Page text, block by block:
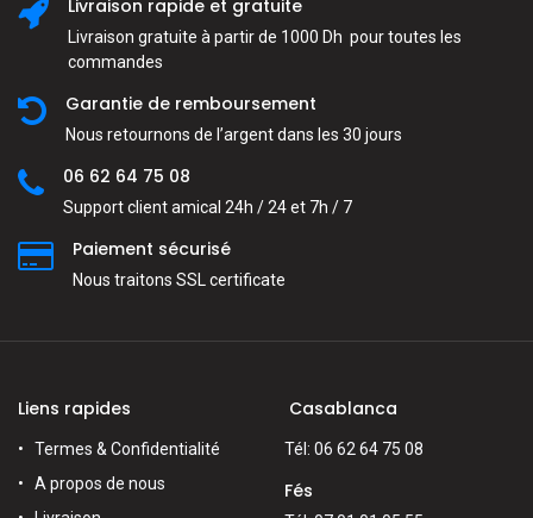
Livraison rapide et gratuite
Livraison gratuite à partir de 1000 Dh pour toutes les
commandes
Garantie de remboursement
Nous retournons de l’argent dans les 30 jours
06 62 64 75 08
Support client amical 24h / 24 et 7h / 7
Paiement sécurisé
Nous traitons SSL сertificate
Liens rapides
Termes & Confidentialité
A propos de nous
Casablanca
Tél: 06 62 64 75 08
Fés